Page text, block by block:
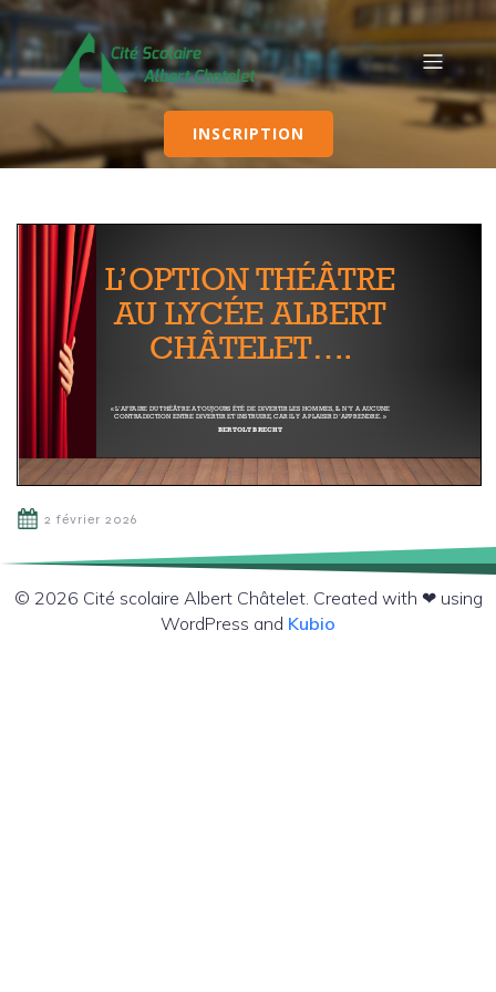
INSCRIPTION
2 février 2026
© 2026 Cité scolaire Albert Châtelet. Created with ❤ using
WordPress and Kubio